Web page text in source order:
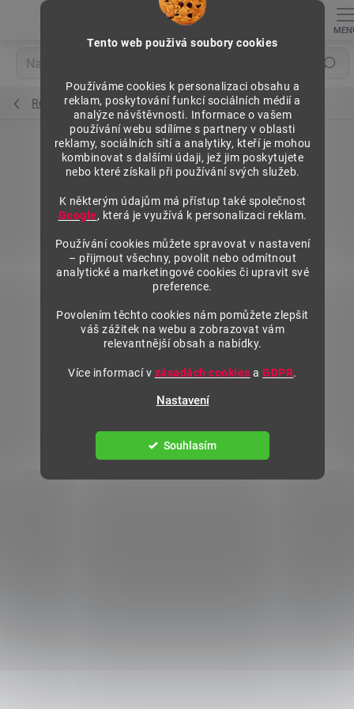
Tento web použivá soubory cookies
Používáme cookies k personalizaci obsahu a
reklam, poskytování funkcí sociálních médií a
analýze návštěvnosti. Informace o vašem
používání webu sdílíme s partnery v oblasti
reklamy, sociálních sítí a analytiky, kteří je mohou
kombinovat s dalšími údaji, jež jim poskytujete
nebo které získali při používání svých služeb.
K některým údajům má přístup také společnost
Google, která je využívá k personalizaci reklam.
Používání cookies můžete spravovat v nastavení
– přijmout všechny, povolit nebo odmítnout
analytické a marketingové cookies či upravit své
preference.
Povolením těchto cookies nám pomůžete zlepšit
váš zážitek na webu a zobrazovat vám
relevantnější obsah a nabídky.
Více informací v zásadách cookies aGDPR.
Nastavení
Souhlasím
Hledat
Regály výška 1576 mm, základní moduly